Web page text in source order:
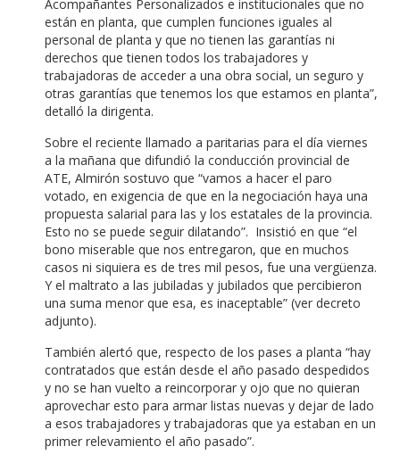
Acompañantes Personalizados e institucionales que no
están en planta, que cumplen funciones iguales al
personal de planta y que no tienen las garantías ni
derechos que tienen todos los trabajadores y
trabajadoras de acceder a una obra social, un seguro y
otras garantías que tenemos los que estamos en planta”,
detalló la dirigenta.
Sobre el reciente llamado a paritarias para el día viernes
a la mañana que difundió la conducción provincial de
ATE, Almirón sostuvo que “vamos a hacer el paro
votado, en exigencia de que en la negociación haya una
propuesta salarial para las y los estatales de la provincia.
Esto no se puede seguir dilatando”. Insistió en que “el
bono miserable que nos entregaron, que en muchos
casos ni siquiera es de tres mil pesos, fue una vergüenza.
Y el maltrato a las jubiladas y jubilados que percibieron
una suma menor que esa, es inaceptable” (ver decreto
adjunto).
También alertó que, respecto de los pases a planta “hay
contratados que están desde el año pasado despedidos
y no se han vuelto a reincorporar y ojo que no quieran
aprovechar esto para armar listas nuevas y dejar de lado
a esos trabajadores y trabajadoras que ya estaban en un
primer relevamiento el año pasado”.